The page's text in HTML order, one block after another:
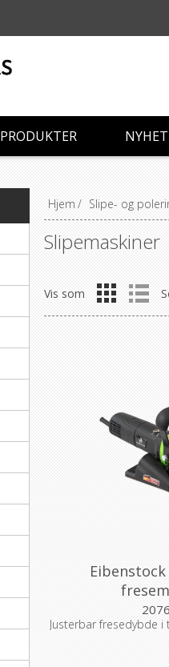
PRODUKTER
Hjem / Slipe- og
Slipemaskiner
Vis som
Eibenstock
Justerbar fresedybde